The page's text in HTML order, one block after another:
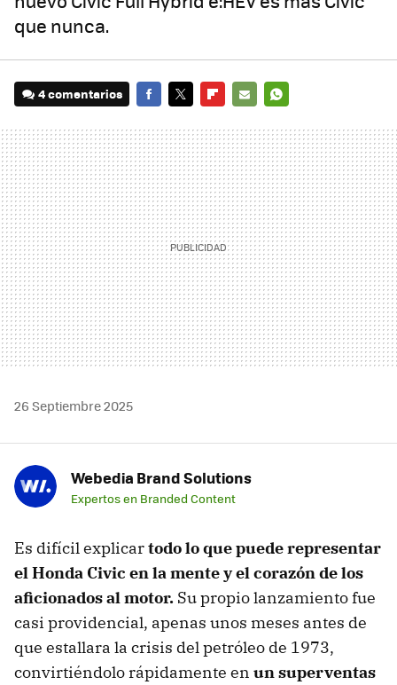
que nunca.
4 comentarios
MAIL
26 Septiembre 2025
Webedia Brand Solutions
Expertos en Branded Content
Es difícil explicartodo lo que puede representar
el Honda Civic en la mente y el corazón de los
aficionados al motor. Su propio lanzamiento fue
casi providencial, apenas unos meses antes de
que estallara la crisis del petróleo de 1973,
convirtiéndolo rápidamente en un superventas